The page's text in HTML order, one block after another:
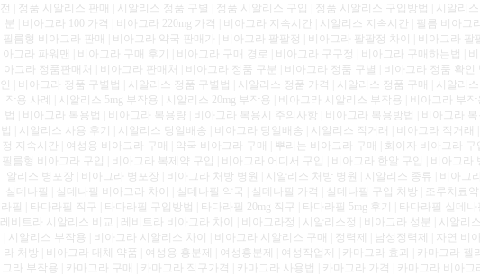
전 | 정품 시알리스 판매 | 시알리스 정품 구별 | 정품 시알리스 구입 | 정품 시알리스 구입방법 | 시알리
분 | 비아그라 100 가격 | 비아그라 220mg 가격 | 비아그라 지속시간 | 시알리스 지속시간 | 필름 비아그
필름형 비아그라 판매 | 비아그라 약국 판매가 | 비아그라 팔팔정 | 비아그라 팔팔정 차이 | 비아그라 팔
아그라 파워맨 | 비아그라 구매 후기 | 비아그라 구매 경로 | 비아그라 구구정 | 비아그라 구매하는법 | 비
아그라 정품판매처 | 비아그라 판매처 | 비아그라 정품 구분 | 비아그라 정품 구별 | 비아그라 정품 확인
인 | 비아그라 정품 구별법 | 시알리스 정품 구별법 | 시알리스 정품 가격 | 시알리스 정품 구매 | 시알리
작용 사례 | 시알리스 5mg 부작용 | 시알리스 20mg 부작용 | 비아그라 시알리스 부작용 | 비아그라 부
법 | 비아그라 복용법 | 비아그라 복용량 | 비아그라 복용시 주의사항 | 비아그라 복용방법 | 비아그라
법 | 시알리스 사용 후기 | 시알리스 당일배송 | 비아그라 당일배송 | 시알리스 직거래 | 비아그라 직거래
정 지속시간 | 여성용 비아그라 구매 | 약국 비아그라 구매 | 뿌리는 비아그라 구매 | 화이자 비아그라 구
필름형 비아그라 구입 | 비아그라 복제약 구입 | 비아그라 어디서 구입 | 비아그라 한알 구입 | 비아그라
알리스 병포장 | 비아그라 병포장 | 비아그라 처방 병원 | 시알리스 처방 병원 | 시알리스 종류 | 비아그
실데나필 | 실데나필 비아그라 차이 | 실데나필 약국 | 실데나필 가격 | 실데나필 구입 처방 | 조루치료약
라필 | 타다라필 직구 | 타다라필 구입방법 | 타다라필 20mg 직구 | 타다라필 5mg 후기 | 타다라필 실데나
레비트라 시알리스 비교 | 레비트라 비아그라 차이 | 비아그라정 | 시알리스정 | 비아그라 성분 | 시알리
| 시알리스 부작용 | 비아그라 시알리스 차이 | 비아그라 시알리스 구매 | 정력제 | 남성정력제 | 자연 비
라 처방 | 비아그라 대체 약품 | 여성용 흥분제 | 여성흥분제 | 여성작업제 | 카마그라 효과 | 카마그라 젤
그라 부작용 | 카마그라 구매 | 카마그라 직구가격 | 카마그라 사용법 | 카마그라 가격 | 카마그라 비아그